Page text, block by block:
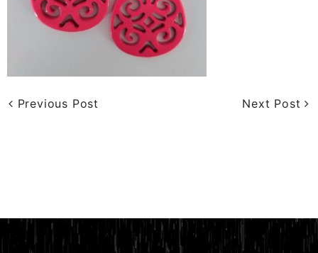
Previous Post Next Post